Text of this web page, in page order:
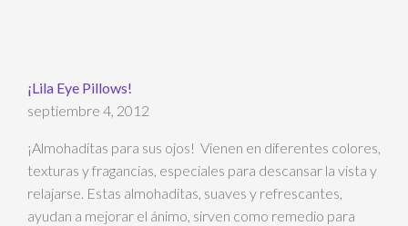
¡Lila Eye Pillows!
septiembre 4, 2012
¡Almohaditas para sus ojos! Vienen en diferentes colores,
texturas y fragancias, especiales para descansar la vista y
relajarse. Estas almohaditas, suaves y refrescantes,
ayudan a mejorar el ánimo, sirven como remedio para